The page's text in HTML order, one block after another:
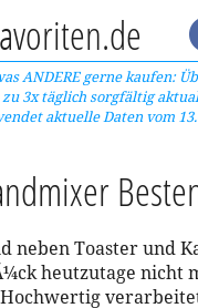
ANDERE gerne kaufen:
3x täglich sorgfältig
aktuelle Daten vom
neben Toaster und
heutzutage nicht